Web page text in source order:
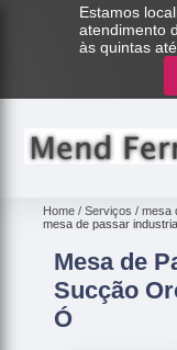
Estamos
atendimento
às quintas
Home Serviços mesa
mesa de passar
Mesa de
Sucção
Ó